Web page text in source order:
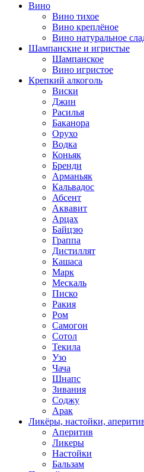
Вино
Вино тихое
Вино креплёное
Вино натуральное
Шампанские и игристые
Шампанское
Вино игристое
Крепкий алкоголь
Виски
Джин
Расилья
Баканора
Орухо
Водка
Коньяк
Бренди
Арманьяк
Кальвадос
Абсент
Аквавит
Арцах
Байцзю
Граппа
Дистиллят
Кашаса
Марк
Мескаль
Писко
Ракия
Ром
Самогон
Сотол
Текила
Узо
Чача
Шнапс
Зивания
Соджу
Арак
Ликёры, настойки,
Аперитив
Ликеры
Настойки
Бальзам